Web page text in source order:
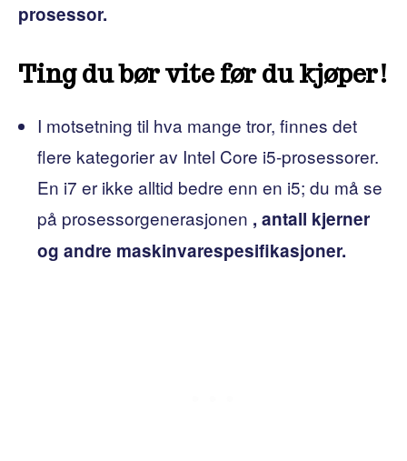
prosessor.
Ting du bør vite før du kjøper!
I motsetning til hva mange tror, ​​finnes det
flere kategorier av Intel Core i5-prosessorer.
En i7 er ikke alltid bedre enn en i5; du må se
på prosessorgenerasjonen , antall kjerner
og andre maskinvarespesifikasjoner.